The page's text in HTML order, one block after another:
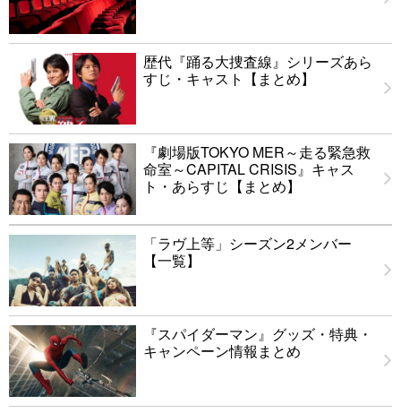
歴代『踊る大捜査線』シリーズあら
すじ・キャスト【まとめ】
『劇場版TOKYO MER～走る緊急救
命室～CAPITAL CRISIS』キャス
ト・あらすじ【まとめ】
「ラヴ上等」シーズン2メンバー
【一覧】
『スパイダーマン』グッズ・特典・
キャンペーン情報まとめ